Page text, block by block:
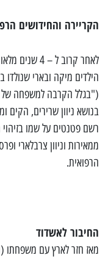
הקריירה והחידושים
לאחר קרוב ל
הילדים מיקה ובארי
("בגלל הקרבה למשפחה של
בנושא ניוון שרירים, הקים
רשם פטנטים על שמו
הרפואית.
החיבור לאשדוד
מאז חזר לארץ עם משפחתו